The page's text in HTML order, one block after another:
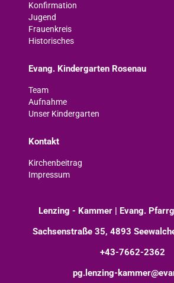
Konfirmation
Jugend
Frauenkreis
Historisches
Evang. Kindergarten Rosenau
Team
Aufnahme
Unser Kindergarten
Kontakt
Kirchenbeitrag
Impressum
Lenzing - Kammer | Evang.
Sachsenstraße 35, 4893
+43-7662-2362
pg.lenzing-